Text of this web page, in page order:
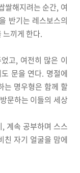
쌀해지려는 순간, 여
반기는 레스보스의
느끼게 한다.
고, 여전히 많은 이
문을 연다. 명절에
는 명우형은 함께 할
문하는 이들의 세상
계속 공부하며 스스
친 자기 얼굴을 맘에